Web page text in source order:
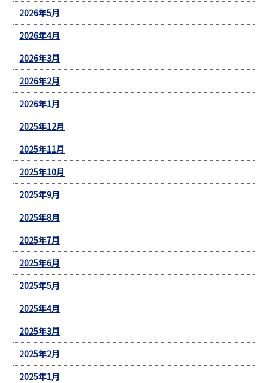
2026年5月
2026年4月
2026年3月
2026年2月
2026年1月
2025年12月
2025年11月
2025年10月
2025年9月
2025年8月
2025年7月
2025年6月
2025年5月
2025年4月
2025年3月
2025年2月
2025年1月